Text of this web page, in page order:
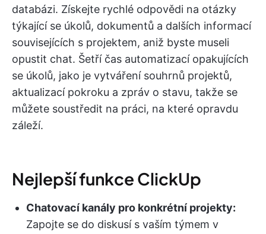
databázi. Získejte rychlé odpovědi na otázky
týkající se úkolů, dokumentů a dalších informací
souvisejících s projektem, aniž byste museli
opustit chat. Šetří čas automatizací opakujících
se úkolů, jako je vytváření souhrnů projektů,
aktualizací pokroku a zpráv o stavu, takže se
můžete soustředit na práci, na které opravdu
záleží.
Nejlepší funkce ClickUp
Chatovací kanály pro konkrétní projekty:
Zapojte se do diskusí s vaším týmem v